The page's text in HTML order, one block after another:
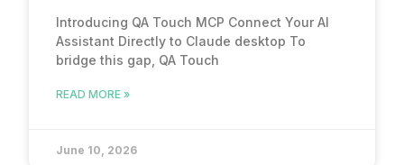
Introducing QA Touch MCP Connect Your AI
Assistant Directly to Claude desktop To
bridge this gap, QA Touch
READ MORE »
June 10, 2026